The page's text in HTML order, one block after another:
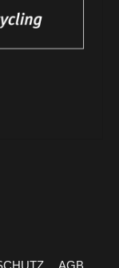
AGB